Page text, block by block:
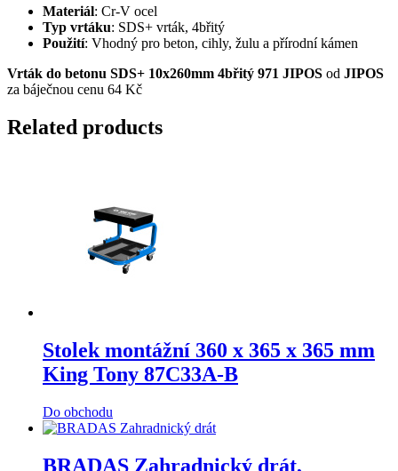
Materiál: Cr-V ocel
Typ vrtáku: SDS+ vrták, 4břitý
Použití: Vhodný pro beton, cihly, žulu a přírodní kámen
Vrták do betonu SDS+ 10x260mm 4břitý 971 JIPOS od JIPOS
za báječnou cenu 64 Kč
Related products
Stolek montážní 360 x 365 x 365 mm
King Tony 87C33A-B
Do obchodu
BRADAS Zahradnický drát,